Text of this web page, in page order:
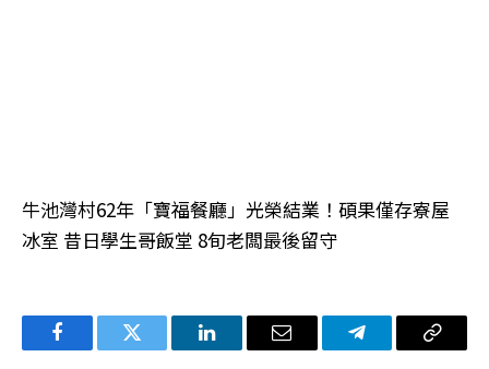
牛池灣村62年「寶福餐廳」光榮結業！碩果僅存寮屋
冰室 昔日學生哥飯堂 8旬老闆最後留守
FacebookTwitter LinkedIn电
Telegram复